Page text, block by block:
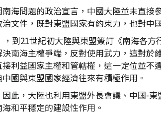
海問題的政治宣言，中國大陸並未直
文件，既對東盟國家有約束力，也對中
到21世紀初大陸與東盟簽訂《南海各
南海主權爭端，反對使用武力，這對
利益國家主權和管轄權，這一定位並
國與東盟國家經濟往來有積極作用。
此，大陸也利用東盟外長會議、中國-
和平穩定的建設性作用。